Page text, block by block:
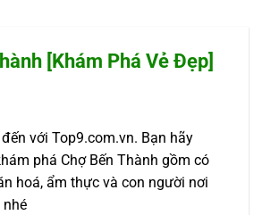
[Khám Phá Vẻ Đẹp]
với Top9.com.vn. Bạn hãy
phá Chợ Bến Thành gồm có
hoá, ẩm thực và con người nơi